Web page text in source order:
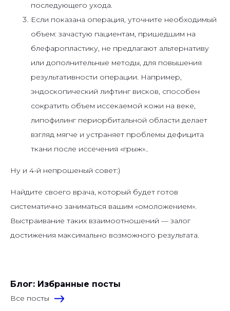
последующего ухода.
Если показана операция, уточните необходимый
объем: зачастую пациентам, пришедшим на
блефаропластику, не предлагают альтернативу
или дополнительные методы, для повышения
результативности операции. Например,
эндоскопический лифтинг висков, способен
сократить объем иссекаемой кожи на веке,
липофилинг периорбитальной области делает
взгляд мягче и устраняет проблемы дефицита
ткани после иссечения «грыж»..
Ну и 4-й непрошеный совет:)
Найдите своего врача, который будет готов
систематично заниматься вашим «омоложением».
Выстраивание таких взаимоотношений — залог
достижения максимально возможного результата.
Блог: Избранные посты
Все посты